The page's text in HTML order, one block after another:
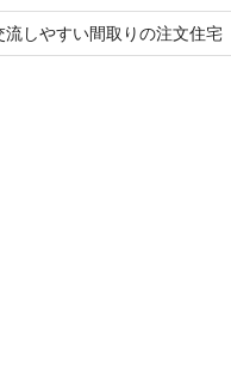
流しやすい間取りの注文住宅